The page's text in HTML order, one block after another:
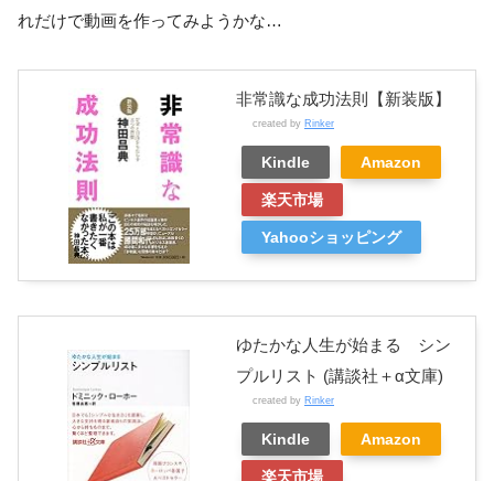
れだけで動画を作ってみようかな…
非常識な成功法則【新装版】
created by Rinker
Kindle Amazon
楽天市場
Yahooショッピング
ゆたかな人生が始まる シン
プルリスト (講談社＋α文庫)
created by Rinker
Kindle Amazon
楽天市場